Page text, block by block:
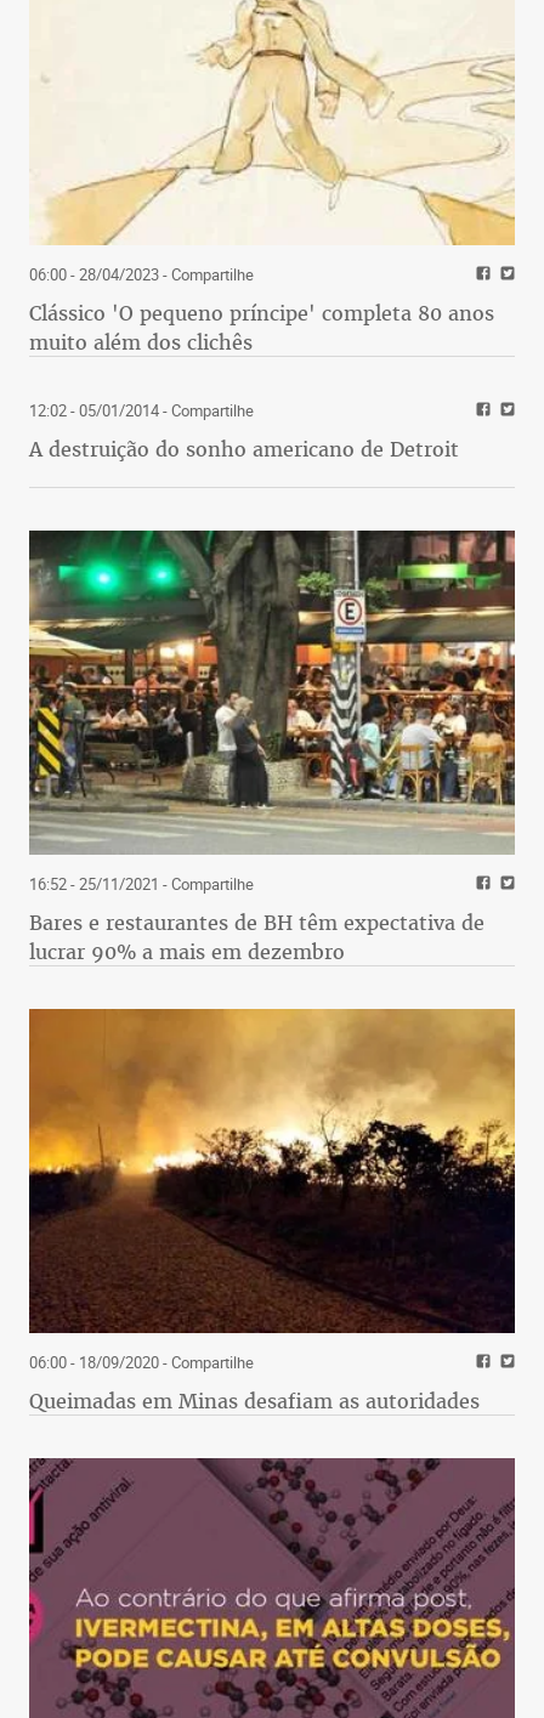
06:00 - 28/04/2023- Compartilhe
Clássico 'O pequeno príncipe' completa 80 anos
muito além dos clichês
12:02 - 05/01/2014- Compartilhe
A destruição do sonho americano de Detroit
16:52 - 25/11/2021 - Compartilhe
Bares e restaurantes de BH têm expectativa de
lucrar 90% a mais em dezembro
06:00 - 18/09/2020- Compartilhe
Queimadas em Minas desafiam as autoridades